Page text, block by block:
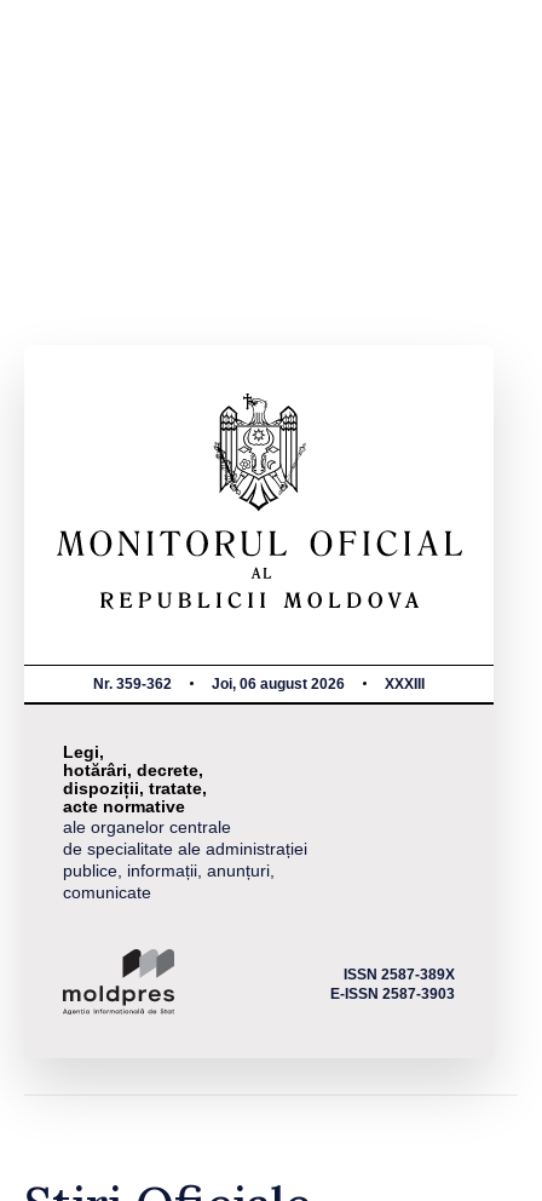
Nr. 359-362 Joi, 06 august 2026 XXXIII
Legi,
hotărâri, decrete,
dispoziții, tratate,
acte normative
ale organelor centrale
de specialitate ale administrației
publice, informații, anunțuri,
comunicate
ISSN 2587-389X
E-ISSN 2587-3903